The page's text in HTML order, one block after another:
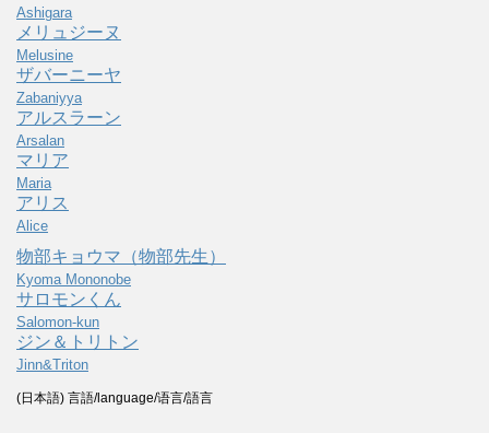
Ashigara
メリュジーヌ
Melusine
ザバーニーヤ
Zabaniyya
アルスラーン
Arsalan
マリア
Maria
アリス
Alice
物部キョウマ（物部先生）
Kyoma Mononobe
サロモンくん
Salomon-kun
ジン＆トリトン
Jinn&Triton
(日本語) 言語/language/语言/語言